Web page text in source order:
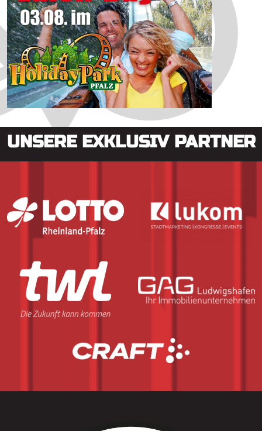
UNSERE EXKLUSIV PARTNER